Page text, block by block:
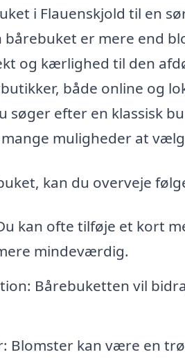
i Flauenskjold til en
er mere end
og kærlighed til den
både online og
søger efter en klassisk
muligheder at
kan du overveje
kan ofte tilføje et kort
mindeværdig.
Bårebuketten vil
Blomster kan være en